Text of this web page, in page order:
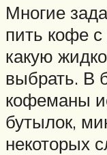
Многие
пить кофе
какую
выбрать. В
кофеманы
бутылок,
некоторых